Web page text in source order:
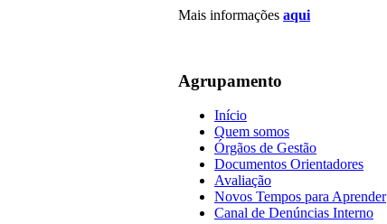
Mais informações aqui
Agrupamento
Início
Quem somos
Órgãos de Gestão
Documentos Orientadores
Avaliação
Novos Tempos para Aprender
Canal de Denúncias Interno